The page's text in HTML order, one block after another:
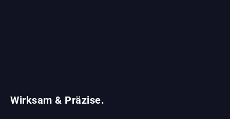
Wirksam & Präzise.